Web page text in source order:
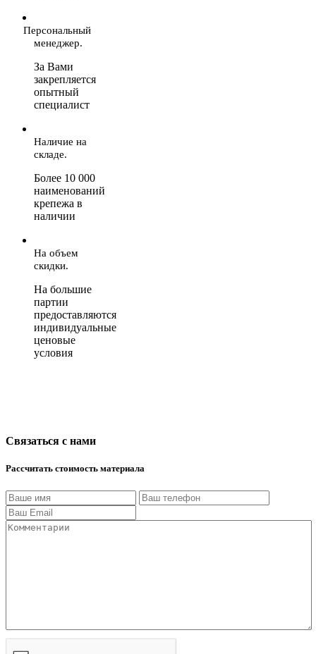
Персональный
менеджер.
За Вами
закрепляется
опытный
специалист
Наличие на
складе.
Более 10 000
наименований
крепежа в
наличии
На объем
скидки.
На большие
партии
предоставляются
индивидуальные
ценовые
условия
Связаться с нами
Рассчитать стоимость материала